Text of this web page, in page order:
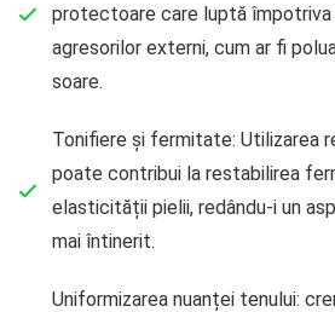
protectoare care luptă împotriva
agresorilor externi, cum ar fi
soare.
Tonifiere și fermitate: Utilizarea
poate contribui la restabilirea
elasticității pielii, redându-i un
mai întinerit.
Uniformizarea nuanței tenului: